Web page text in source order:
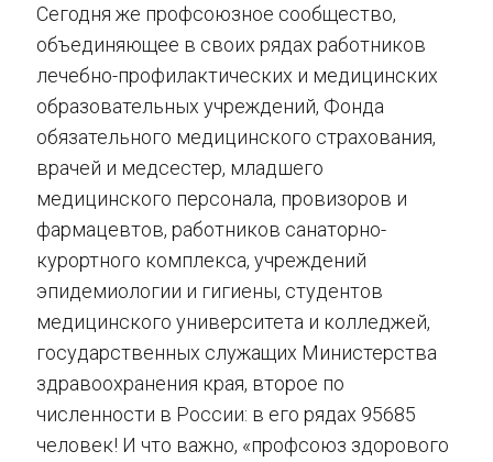
Сегодня же профсоюзное сообщество,
объединяющее в своих рядах работников
лечебно-профилактических и медицинских
образовательных учреждений, Фонда
обязательного медицинского страхования,
врачей и медсестер, младшего
медицинского персонала, провизоров и
фармацевтов, работников санаторно-
курортного комплекса, учреждений
эпидемиологии и гигиены, студентов
медицинского университета и колледжей,
государственных служащих Министерства
здравоохранения края, второе по
численности в России: в его рядах 95685
человек! И что важно, «профсоюз здорового